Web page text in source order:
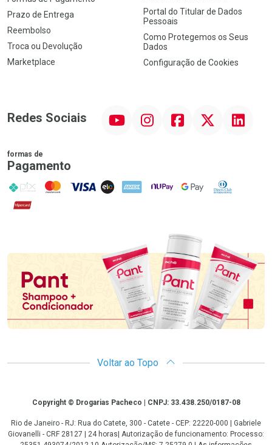
Prazo de Entrega
Reembolso
Troca ou Devolução
Marketplace
Portal do Titular de Dados
Pessoais
Como Protegemos os Seus
Dados
Configuração de Cookies
Redes Sociais InstagramFacebook Linkedin
formas de
Pagamento
PIX MasterCard
VISA ELO AMEX NuPay Google PayDiners Club
Hipercard
Promoção em Destaque
Voltar ao Topo
CopyrightCopyright © Drogarias Pacheco | CNPJ: 33.438.250/0187-08
Rio de Janeiro - RJ: Rua do Catete, 300 - Catete - CEP: 22220-000 | Gabriele
Giovanelli - CRF 28127 | 24 horas| Autorização de funcionamento: Processo: